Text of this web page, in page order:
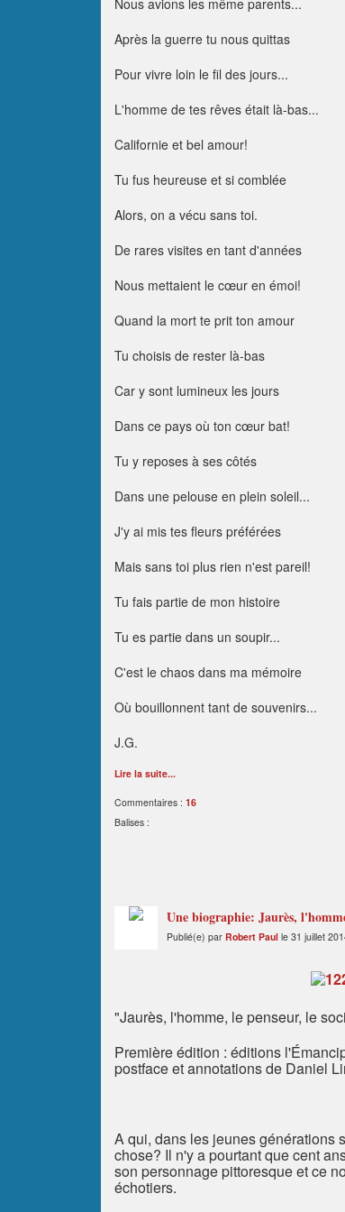
Nous avions les même parents...
Après la guerre tu nous quittas
Pour vivre loin le fil des jours...
L'homme de tes rêves était là-bas...
Californie et bel amour!
Tu fus heureuse et si comblée
Alors, on a vécu sans toi.
De rares visites en tant d'années
Nous mettaient le cœur en émoi!
Quand la mort te prit ton amour
Tu choisis de rester là-bas
Car y sont lumineux les jours
Dans ce pays où ton cœur bat!
Tu y reposes à ses côtés
Dans une pelouse en plein soleil...
J'y ai mis tes fleurs préférées
Mais sans toi plus rien n'est pareil!
Tu fais partie de mon histoire
Tu es partie dans un soupir...
C'est le chaos dans ma mémoire
Où bouillonnent tant de souvenirs...
J.G.
Lire la suite...
Commentaires : 16
Balises :
Une biographie: Jaurès,
Publié(e) par Robert Paul le 31 juillet
"Jaurès, l'homme, le penseur, le
Première édition : éditions
postface et annotations de Daniel
A qui, dans les jeunes générations
chose? Il n'y a pourtant que cent
son personnage pittoresque et ce
échotiers.